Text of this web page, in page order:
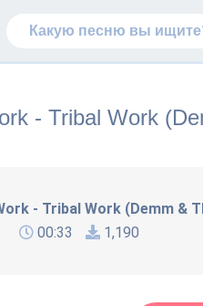
- Tribal Work
- Tribal Work (Demm &
00:33
1,190